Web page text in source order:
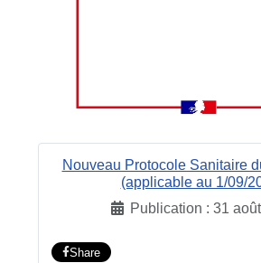
Nouveau Protocole Sanitaire
(applicable au 1/09/
Publication : 31
Share